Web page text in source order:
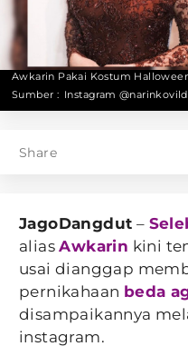
Awkarin Pakai Kostum
Sumber : Instagram
Share
JagoDangdut –
aliasAwkarin kini
usai dianggap
pernikahaan beda
disampaikannya
instagram.